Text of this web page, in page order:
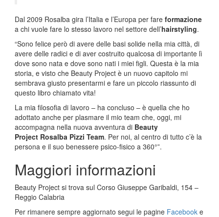
Dal 2009 Rosalba gira l’Italia e l’Europa per fare formazione
a chi vuole fare lo stesso lavoro nel settore dell’hairstyling.
“Sono felice però di avere delle basi solide nella mia città, di
avere delle radici e di aver costruito qualcosa di importante lì
dove sono nata e dove sono nati i miei figli. Questa è la mia
storia, e visto che Beauty Project è un nuovo capitolo mi
sembrava giusto presentarmi e fare un piccolo riassunto di
questo libro chiamato vita!
La mia filosofia di lavoro – ha concluso – è quella che ho
adottato anche per plasmare il mio team che, oggi, mi
accompagna nella nuova avventura di Beauty
Project Rosalba Pizzi Team. Per noi, al centro di tutto c’è la
persona e il suo benessere psico-fisico a 360°”.
Maggiori informazioni
Beauty Project si trova sul Corso Giuseppe Garibaldi, 154 –
Reggio Calabria
Per rimanere sempre aggiornato segui le pagine Facebook e